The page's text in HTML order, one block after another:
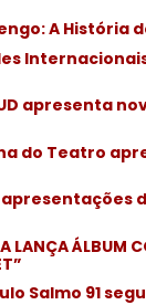
A História
apresenta
do Teatro
apresentações
LANÇA ÁLBUM
Salmo 91